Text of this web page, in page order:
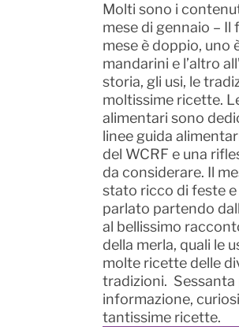
Molti sono i
mese di gennaio – Il
mese è doppio, uno
mandarini e l’altro
storia, gli usi, le
moltissime ricette.
alimentari sono
linee guida
del WCRF e una
da considerare. Il
stato ricco di feste
parlato partendo
al bellissimo
della merla, quali le
molte ricette delle
tradizioni. Sessanta
informazione,
tantissime ricette.